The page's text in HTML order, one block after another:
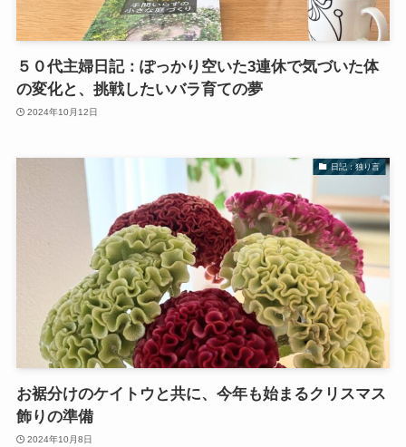
５０代主婦日記：ぽっかり空いた3連休で気づいた体
の変化と、挑戦したいバラ育ての夢
2024年10月12日
日記：独り言
お裾分けのケイトウと共に、今年も始まるクリスマス
飾りの準備
2024年10月8日